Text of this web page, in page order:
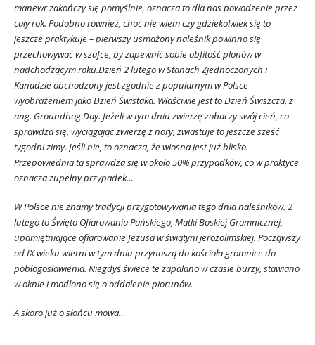
manewr zakończy się pomyślnie, oznacza to dla nas powodzenie przez
cały rok. Podobno również, choć nie wiem czy gdziekolwiek się to
jeszcze praktykuje – pierwszy usmażony naleśnik powinno się
przechowywać w szafce, by zapewnić sobie obfitość plonów w
nadchodzącym roku.Dzień 2 lutego w Stanach Zjednoczonych i
Kanadzie obchodzony jest zgodnie z popularnym w Polsce
wyobrażeniem jako Dzień Świstaka. Właściwie jest to Dzień Świszcza, z
ang. Groundhog Day. Jeżeli w tym dniu zwierzę zobaczy swój cień, co
sprawdza się, wyciągając zwierzę z nory, zwiastuje to jeszcze sześć
tygodni zimy. Jeśli nie, to oznacza, że wiosna jest już blisko.
Przepowiednia ta sprawdza się w około 50% przypadków, co w praktyce
oznacza zupełny przypadek…
W Polsce nie znamy tradycji przygotowywania tego dnia naleśników. 2
lutego to Święto Ofiarowania Pańskiego, Matki Boskiej Gromnicznej,
upamiętniające ofiarowanie Jezusa w świątyni jerozolimskiej. Począwszy
od IX wieku wierni w tym dniu przynoszą do kościoła gromnice do
pobłogosławienia. Niegdyś świece te zapalano w czasie burzy, stawiano
w oknie i modlono się o oddalenie piorunów.
A skoro już o słońcu mowa…